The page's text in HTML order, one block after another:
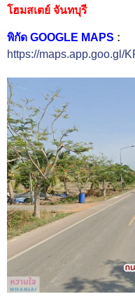
โฮมสเตย์ จันทบุรี
พิกัด GOOGLE MAPS :
https://maps.app.goo.gl/